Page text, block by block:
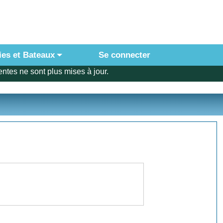
et Bateaux Se connecter
ne sont plus mises à jour.